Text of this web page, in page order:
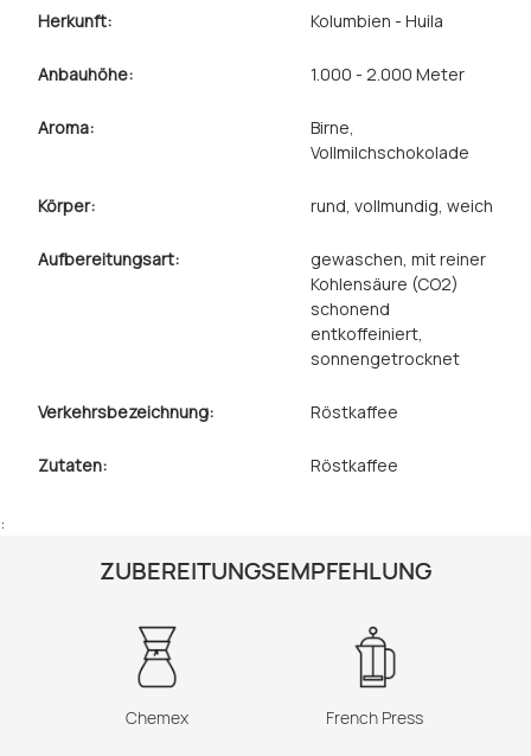
Herkunft: Kolumbien - Huila
Anbauhöhe: 1.000 - 2.000 Meter
Aroma: Birne,
Vollmilchschokolade
Körper: rund, vollmundig, weich
Aufbereitungsart: gewaschen, mit reiner
Kohlensäure (CO2)
schonend
entkoffeiniert,
sonnengetrocknet
Verkehrsbezeichnung: Röstkaffee
Zutaten: Röstkaffee
:
ZUBEREITUNGSEMPFEHLUNG
Chemex French Press